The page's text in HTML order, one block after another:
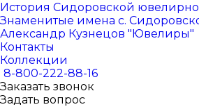
История Сидоровской
Знаменитые имена с.
Александр Кузнецов "Ювелиры"
Контакты
Коллекции
8-800-222-88-16
Заказать звонок
Задать вопрос